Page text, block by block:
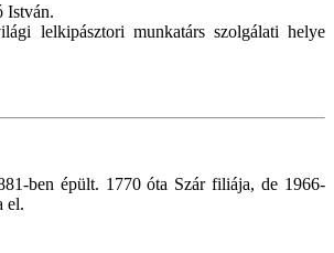
István.
lelkipásztori munkatárs szolgálati helye
ben épült. 1770 óta Szár filiája, de 1966-
el.